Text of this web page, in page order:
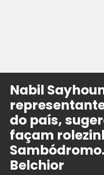
Nabil
do país,
façam
Belchior